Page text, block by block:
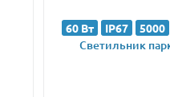
60 Вт IP67 5000
Светильник